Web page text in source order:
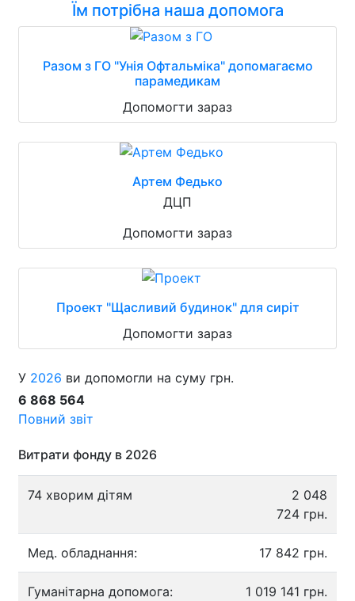
Їм потрібна наша допомога
Разом з ГО "Унія Офтальміка" допомагаємо
парамедикам
Допомогти зараз
Артем Федько
ДЦП
Допомогти зараз
Проект "Щасливий будинок" для сиріт
Допомогти зараз
У 2026 ви допомогли на суму грн.
6 868 564
Повний звіт
Витрати фонду в 2026
74 хворим дітям
2 048
724 грн.
Мед. обладнання: 17 842 грн.
Гуманітарна допомога: 1 019 141 грн.